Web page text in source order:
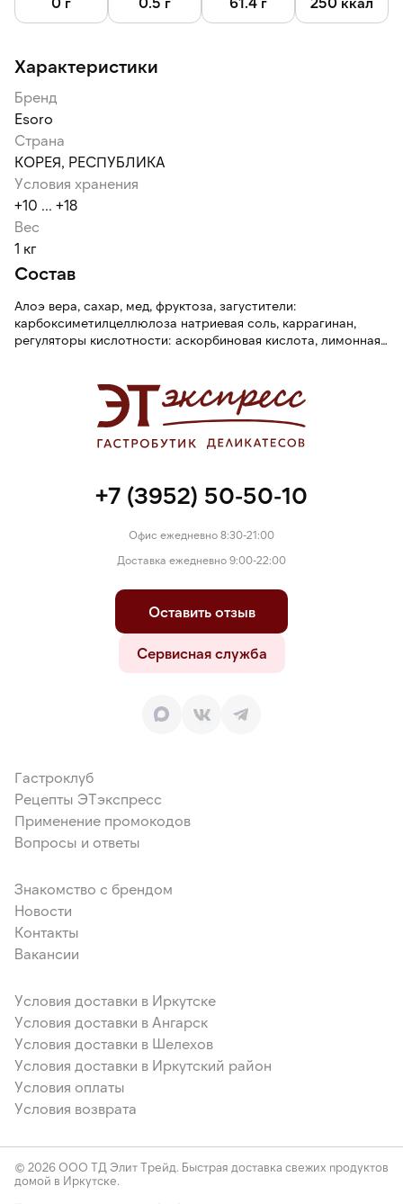
Характеристики
Бренд
Esoro
Страна
КОРЕЯ, РЕСПУБЛИКА
Условия хранения
+10 ... +18
Вес
1 кг
Состав
Алоэ вера, сахар, мед, фруктоза, загустители:
карбоксиметилцеллюлоза натриевая соль, каррагинан,
регуляторы кислотности: аскорбиновая кислота, лимонная
+7 (3952) 50-50-10
Офис ежедневно 8:30-21:00
Доставка ежедневно 9:00-22:00
Оставить отзыв
Сервисная служба
Гастроклуб
Рецепты ЭТэкспресс
Применение промокодов
Вопросы и ответы
Знакомство с брендом
Новости
Контакты
Вакансии
Условия доставки в Иркутске
Условия доставки в Ангарск
Условия доставки в Шелехов
Условия доставки в Иркутский район
Условия оплаты
Условия возврата
© 2026 ООО ТД Элит Трейд. Быстрая доставка свежих продуктов
домой в Иркутске.